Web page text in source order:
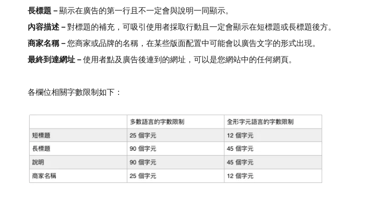
長標題－顯示在廣告的第一行且不一定會與說明一同顯示。
內容描述－對標題的補充，可吸引使用者採取行動且一定會顯示在短標題或長標題後方。
商家名稱－您商家或品牌的名稱，在某些版面配置中可能會以廣告文字的形式出現。
最終到達網址－使用者點及廣告後連到的網址，可以是您網站中的任何網頁。
各欄位相關字數限制如下：